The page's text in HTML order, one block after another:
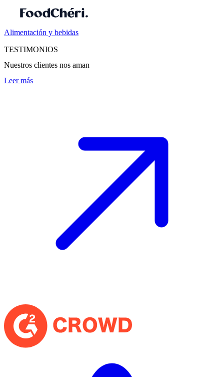
Alimentación y bebidas
TESTIMONIOS
Nuestros clientes nos aman
Leer más